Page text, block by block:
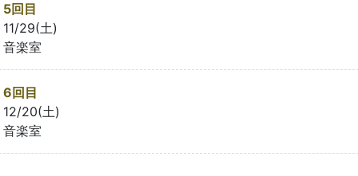
5回目
11/29(土)
音楽室
6回目
12/20(土)
音楽室